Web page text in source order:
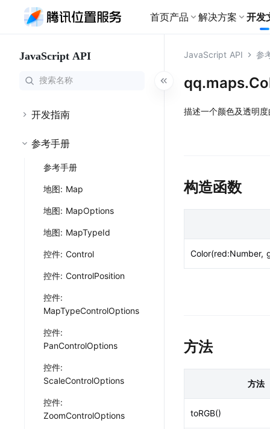
首页产品
快速集成你想要的地图产品
路线
地点云
上传管理轨迹数据
解决方案
物流
出行
网约车全流程
为新零售行业
开发
全景展示各产品开发指南、接
口文档，助您快速接入腾讯位
地
路线
JavaScript API
开发指南
参考手册
参考手册
地图: Map
地图: MapOptions
地图: MapTypeId
控件: Control
控件: ControlPosition
控件:
MapTypeControlOptions
控件:
PanControlOptions
控件:
ScaleControlOptions
控件:
ZoomControlOptions
JavaScript API 参
描述一个颜色及透明
构造函数
Color(red:Number,
方法
方法
toRGB()